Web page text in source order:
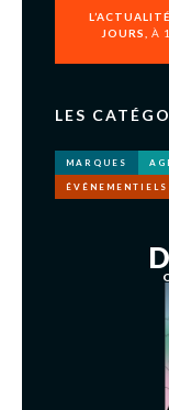
JOURS,
À
LES
MARQUES
ÉVÉNEMENTIELS